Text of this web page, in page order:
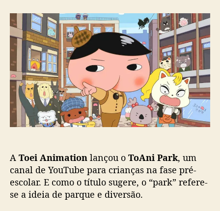
r
d
o
p
o
s
t
d
e
p
u
b
i
c
a
ç
ã
o
o
e
i
A
i
m
a
t
i
o
a
n
ç
a
A Toei Animation lançou o ToAni Park, um
canal de YouTube para crianças na fase pré-
escolar. E como o título sugere, o “park” refere-
se a ideia de parque e diversão.